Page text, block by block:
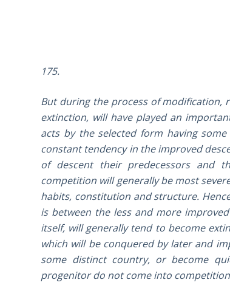
175.
But during the process of modification,
extinction, will have played an
acts by the selected form having
constant tendency in the improved
of descent their predecessors and
competition will generally be most
habits, constitution and structure.
is between the less and more
itself, will generally tend to become
which will be conquered by later and
some distinct country, or become
progenitor do not come into